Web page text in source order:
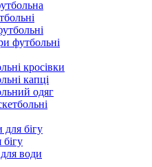
футбольні
кросівки
капці
одяг
для бігу
води